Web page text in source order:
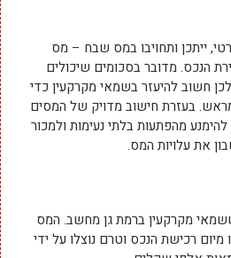
ייתכן ותחויבו במס שבח – מס
הנכס. מדובר בסכומים שיכולים
חשוב להיעזר בשמאי מקרקעין כדי
בעזרת חישוב מדויק של המסים
להימנע מהפתעות בלתי נעימות ולמכור
את עלויות המס.
מקרקעין ברמת גן מחשב. המס
מיום רכישת הנכס וטרם נוצלו על ידי